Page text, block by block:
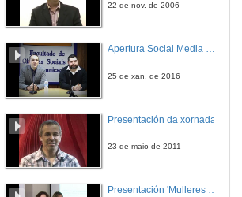
4 de mar. de 2015
4 de mar. de 2015
22 de nov. de 2006
Apertura Social Media Day 2016
25 de xan. de 2016
Presentación da xornada
23 de maio de 2011
Presentación 'Mulleres no software libre'